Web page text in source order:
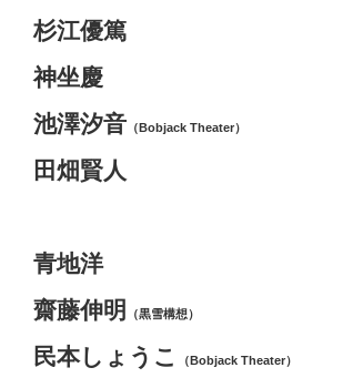
杉江優篤
神坐慶
池澤汐音 （Bobjack Theater）
田畑賢人
青地洋
齋藤伸明
（黒雪構想）
民本しょうこ （Bobjack Theater）